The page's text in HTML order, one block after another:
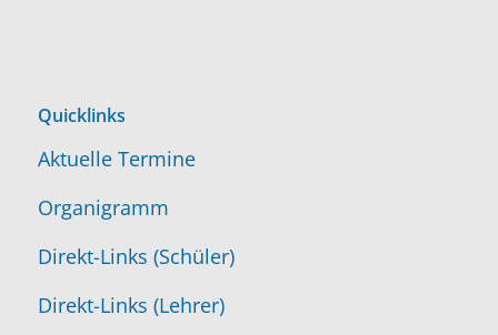
Quicklinks
Aktuelle Termine
Organigramm
Direkt-Links (Schüler)
Direkt-Links (Lehrer)